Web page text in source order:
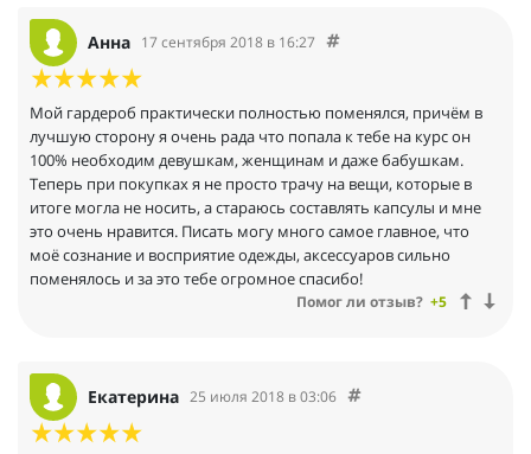
Анна 17 сентября 2018 в 16:27
Мой гардероб практически полностью поменялся, причём в
лучшую сторону я очень рада что попала к тебе на курс он
100% необходим девушкам, женщинам и даже бабушкам.
Теперь при покупках я не просто трачу на вещи, которые в
итоге могла не носить, а стараюсь составлять капсулы и мне
это очень нравится. Писать могу много самое главное, что
моё сознание и восприятие одежды, аксессуаров сильно
поменялось и за это тебе огромное спасибо!
Помог ли отзыв? +5
Екатерина 25 июля 2018 в 03:06